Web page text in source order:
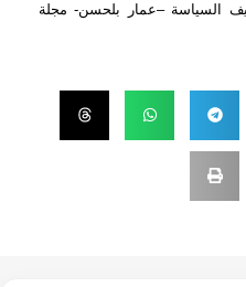
السياسة –عمار بلحسن- مجلة